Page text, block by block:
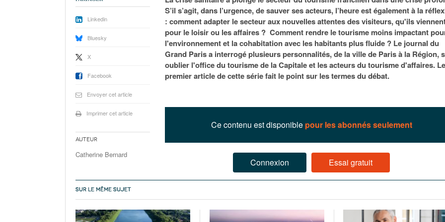
À Paris, les cadres de la tech et de la finance
redessinent le marché de la location de luxe
16 juillet 2026
Saint-Agne immobilier inaugure une nouvelle
résidence à Torcy- 15 juillet 2026
Plus d'articles
janvier 2026
Municipales 2026 : la CCI livre 23
relancer l’économie parisienne - 20
Municipales 2026 : la CCI de
Cahier d’expert à destination des
janvier 2026
Exclusif –
feuille de
À Paris, les
redessinent le
16 juillet 2026
S’il s’agit, dans l’urgence, de sauver ses acteurs, l’heure est également à la
: comment adapter le secteur aux nouvelles attentes des visiteurs, qu'ils
pour le loisir ou les affaires ? Comment rendre le tourisme moins impactant
l'environnement et la cohabitation avec les habitants plus fluide ? Le journal du
Grand Paris a interrogé plusieurs personnalités, de la ville de Paris à la Région,
oublier l'office du tourisme de la Capitale et les acteurs du tourisme d'affaires. Le
premier article de cette série fait le point sur les termes du débat.
Ce contenu est disponible pour les abonnés seulement
Connexion Essai gratuit
Linkedin
Bluesky
X
Facebook
Envoyer cet article
Imprimer cet article
Auteur
Catherine Bernard
SUR LE MÊME SUJET